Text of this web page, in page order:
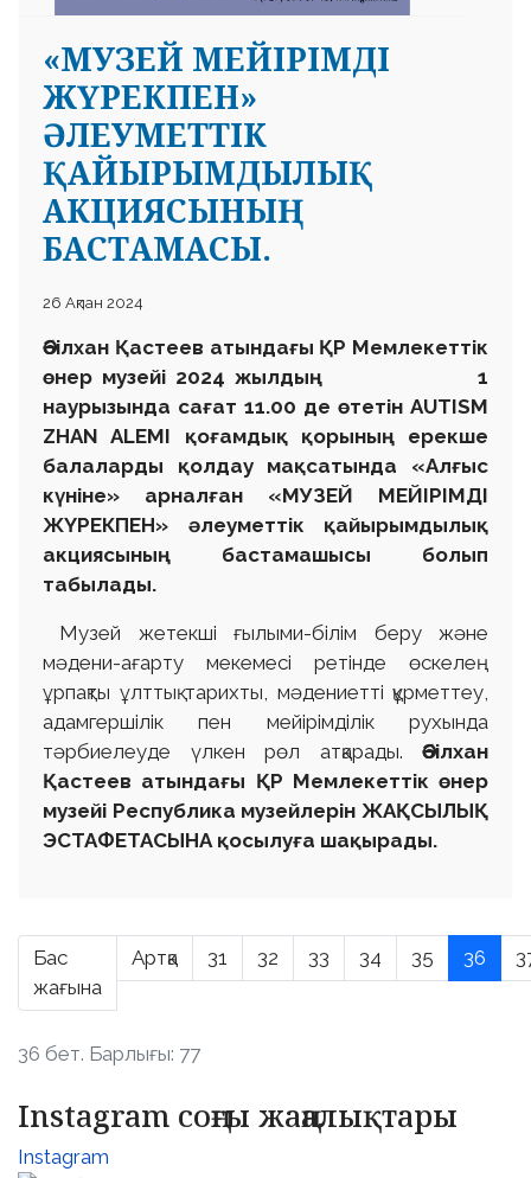
«МУЗЕЙ МЕЙІРІМДІ
ЖҮРЕКПЕН»
ӘЛЕУМЕТТІК
ҚАЙЫРЫМДЫЛЫҚ
АКЦИЯСЫНЫҢ
БАСТАМАСЫ.
26 Ақпан 2024
Әбілхан Қастеев атындағы ҚР Мемлекеттік
өнер музейі 2024 жылдың 1
наурызында сағат 11.00 де өтетін AUTISM
ZHAN ALEMI қоғамдық қорының ерекше
балаларды қолдау мақсатында «Алғыс
күніне» арналған «МУЗЕЙ МЕЙІРІМДІ
ЖҮРЕКПЕН» әлеуметтік қайырымдылық
акциясының бастамашысы болып
табылады.
Музей жетекші ғылыми-білім беру және
мәдени-ағарту мекемесі ретінде өскелең
ұрпақты ұлттық тарихты, мәдениетті құрметтеу,
адамгершілік пен мейірімділік рухында
тәрбиелеуде үлкен рөл атқарады. Әбілхан
Қастеев атындағы ҚР Мемлекеттік өнер
музейі Республика музейлерін ЖАҚСЫЛЫҚ
ЭСТАФЕТАСЫНА қосылуға шақырады.
Бас
жағына
Артқа 31 32 33 34 35 36
36 бет. Барлығы: 77
Instagram соңғы жаңалықтары
Instagram